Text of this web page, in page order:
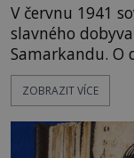
V červnu 1941
slavného
Samarkandu. O
Německo
Sovětský svaz.
na legendě
ZOBRAZIT VÍCE